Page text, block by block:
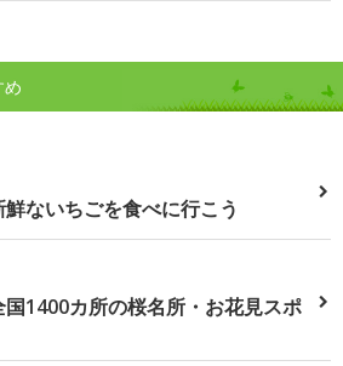
ないちごを食べに行こう
1400カ所の桜名所・お花見スポ